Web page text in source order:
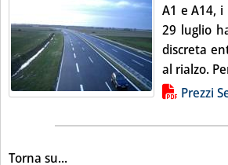
A1 e A14, i
29 luglio
discreta
al rialzo.
Lista allegati PDF alla notizia
Prezzi
Torna su...